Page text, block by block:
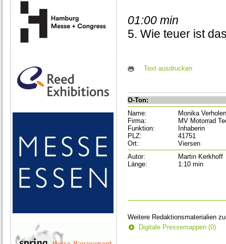
01:00 min
5. Wie teuer ist
Text ausdrucken
O-Ton:
Name:
Monika Verholen
Firma:
MV Motorrad
Funktion:
Inhaberin
PLZ:
41751
Ort:
Viersen
Autor:
Martin Kerkhoff
Länge:
1:10 min
Weitere Redaktionsmaterialien
Digitale Pressemappen (0)